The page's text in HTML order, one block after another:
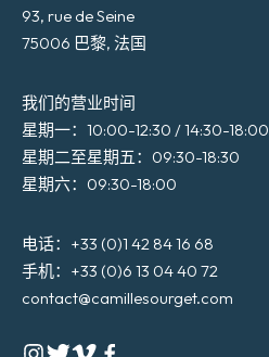
93, rue de Seine
75006 巴黎, 法国
我们的营业时间
星期一：10:00-12:30 / 14:30-18:00
星期二至星期五：09:30-18:30
星期六：09:30-18:00
电话：+33 (0)1 42 84 16 68
手机：+33 (0)6 13 04 40 72
contact@camillesourget.com